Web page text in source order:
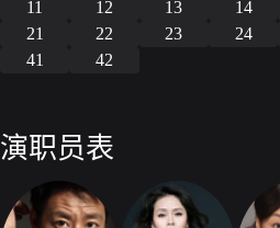
11
12 13 14
21
22 23 24
41
42
演职员表